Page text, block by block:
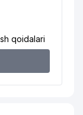
331 м
qoidalari